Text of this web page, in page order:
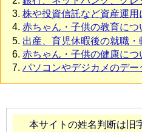
株や投資信託など資産運用
赤ちゃん・子供の教育につ
出産、育児休暇後の就職・
赤ちゃん・子供の健康につ
パソコンやデジカメのデー
本サイトの姓名判断は旧